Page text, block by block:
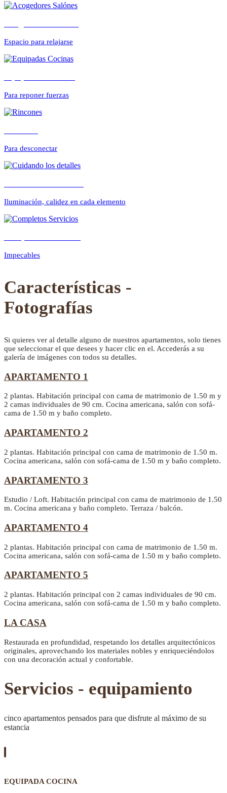
Previous Next
Espacio para relajarse
Para reponer fuerzas
Para desconectar
Iluminación, calidez en cada elemento
Impecables
Características -
Fotografías
Si quieres ver al detalle alguno de nuestros apartamentos, solo tienes
que seleccionar el que desees y hacer clic en el. Accederás a su
galería de imágenes con todos su detalles.
APARTAMENTO 1
2 plantas. Habitación principal con cama de matrimonio de 1.50 m y
2 camas individuales de 90 cm. Cocina americana, salón con sofá-
cama de 1.50 m y baño completo.
APARTAMENTO 2
2 plantas. Habitación principal con cama de matrimonio de 1.50 m.
Cocina americana, salón con sofá-cama de 1.50 m y baño completo.
APARTAMENTO 3
Estudio / Loft. Habitación principal con cama de matrimonio de 1.50
m. Cocina americana y baño completo. Terraza / balcón.
APARTAMENTO 4
2 plantas. Habitación principal con cama de matrimonio de 1.50 m.
Cocina americana, salón con sofá-cama de 1.50 m y baño completo.
APARTAMENTO 5
2 plantas. Habitación principal con 2 camas individuales de 90 cm.
Cocina americana, salón con sofá-cama de 1.50 m y baño completo.
LA CASA
Restaurada en profundidad, respetando los detalles arquitectónicos
originales, aprovechando los materiales nobles y enriqueciéndolos
con una decoración actual y confortable.
Servicios - equipamiento
cinco apartamentos pensados para que disfrute al máximo de su
estancia
EQUIPADA COCINA